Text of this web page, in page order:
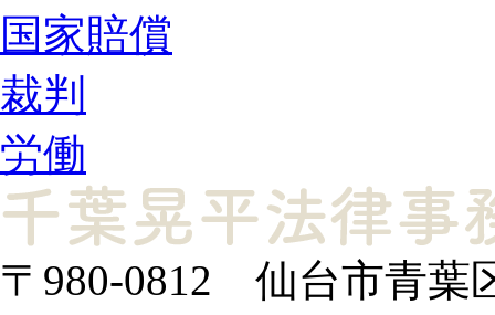
国家賠償
裁判
労働
〒980-0812 仙台市青葉